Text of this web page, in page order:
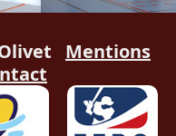
Mentions